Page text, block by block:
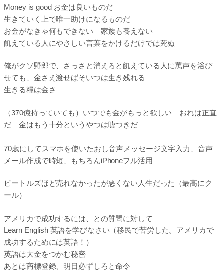
Money is good お金は良いものだ
生きていく上で唯一助けになるものだ
お金がなきゃ何もできない 家族も養えない
飢えている人にやさしい言葉をかけるだけでは死ぬ
俺がクソ野郎で、さっさと消えろと飢えている人に罵声を浴び
せても、金さえ渡せばそいつは生き残れる
生きる糧は金さ
（370億持っていても）いつでも金がもっと欲しい おれは正直
だ 金はもう十分というやつは嘘つきだ
70歳にしてスマホを使いたおし音声メッセージ文字入力、音声
メール作成で時短、もちろんiPhoneフル活用
ビートルズほど売れなかったが悪くない人生だった（最高にク
ール）
アメリカで成功するには、との質問に対して
Learn English 英語を学びなさい（移民で苦労した。アメリカで
成功するためには英語！）
英語は大金をつかむ秘密
あとは商標登録、明日必ずしろと命令